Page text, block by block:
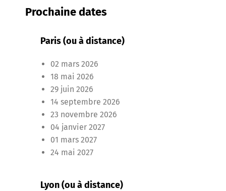
n
n
Prochaine dates
Paris (ou à distance)
02 mars 2026
18 mai 2026
29 juin 2026
14 septembre 2026
23 novembre 2026
04 janvier 2027
01 mars 2027
24 mai 2027
Lyon (ou à distance)